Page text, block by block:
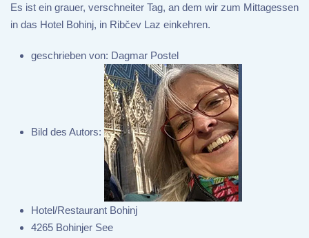
Es ist ein grauer, verschneiter Tag, an dem wir zum Mittagessen
in das Hotel Bohinj, in Ribčev Laz einkehren.
geschrieben von: Dagmar Postel
Bild des Autors:
Hotel/Restaurant Bohinj
4265 Bohinjer See